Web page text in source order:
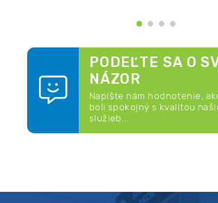
PODEĽTE SA O
NÁZOR
Napíšte nám hodnotenie,
boli spokojný s kvalitou
služieb...